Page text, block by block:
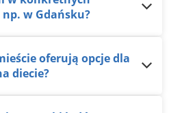
w Gdańsku?
diecie?